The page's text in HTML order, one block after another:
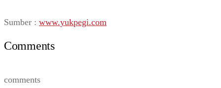
Sumber : www.yukpegi.com
Comments
comments